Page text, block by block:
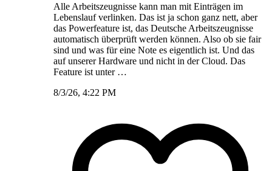
Alle Arbeitszeugnisse kann man mit Einträgen im
Lebenslauf verlinken. Das ist ja schon ganz nett, aber
das Powerfeature ist, das Deutsche Arbeitszeugnisse
automatisch überprüft werden können. Also ob sie fair
sind und was für eine Note es eigentlich ist. Und das
auf unserer Hardware und nicht in der Cloud. Das
Feature ist unter …
8/3/26, 4:22 PM